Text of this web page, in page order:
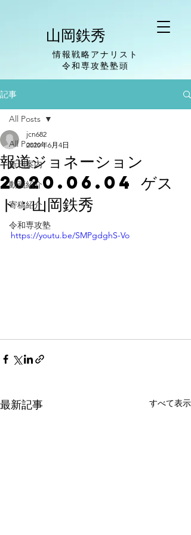
山岡鉄秀
情報戦略アナリスト
​令和専攻塾塾頭
記事
All Posts
新刊案内
動画紹介
寄稿紹介
令和専攻塾
All Posts
報道ジョネーション
2020.06.04 ゲス
ト：山岡鉄秀
jcn682
2020年6月4日
https://youtu.be/SMPgdghS-Vo
最新記事 すべて表示